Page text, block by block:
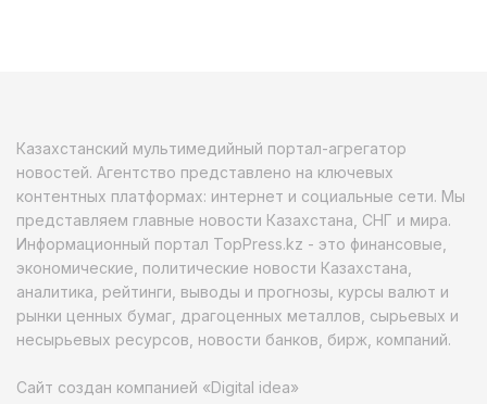
Казахстанский мультимедийный портал-агрегатор
новостей. Агентство представлено на ключевых
контентных платформах: интернет и социальные сети. Мы
представляем главные новости Казахстана, СНГ и мира.
Информационный портал TopPress.kz - это финансовые,
экономические, политические новости Казахстана,
аналитика, рейтинги, выводы и прогнозы, курсы валют и
рынки ценных бумаг, драгоценных металлов, сырьевых и
несырьевых ресурсов, новости банков, бирж, компаний.
Сайт создан компанией «Digital idea»